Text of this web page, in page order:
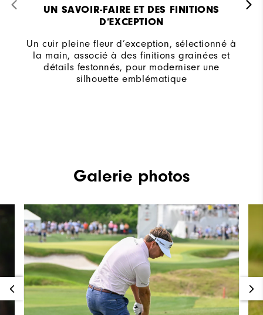
UN SAVOIR-FAIRE ET DES FINITIONS
D’EXCEPTION
Un cuir pleine fleur d’exception, sélectionné à
la main, associé à des finitions grainées et
détails festonnés, pour moderniser une
silhouette emblématique
Galerie photos